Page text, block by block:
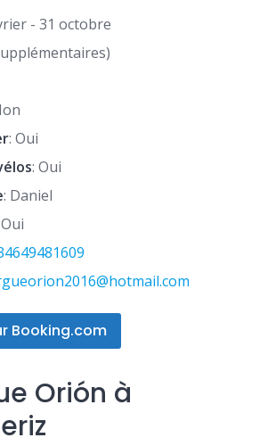
- 31 octobre
: Oui
: Oui
: Daniel
Booking.com
Orión à